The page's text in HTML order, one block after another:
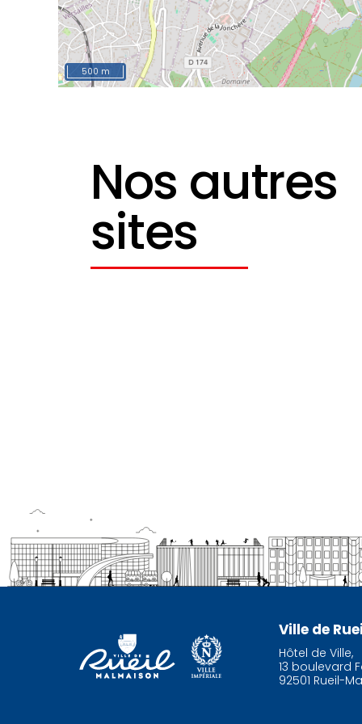
500 m
Nos autres
sites
Ville de
Hôtel de Ville,
13 boulevard
92501 Rueil-